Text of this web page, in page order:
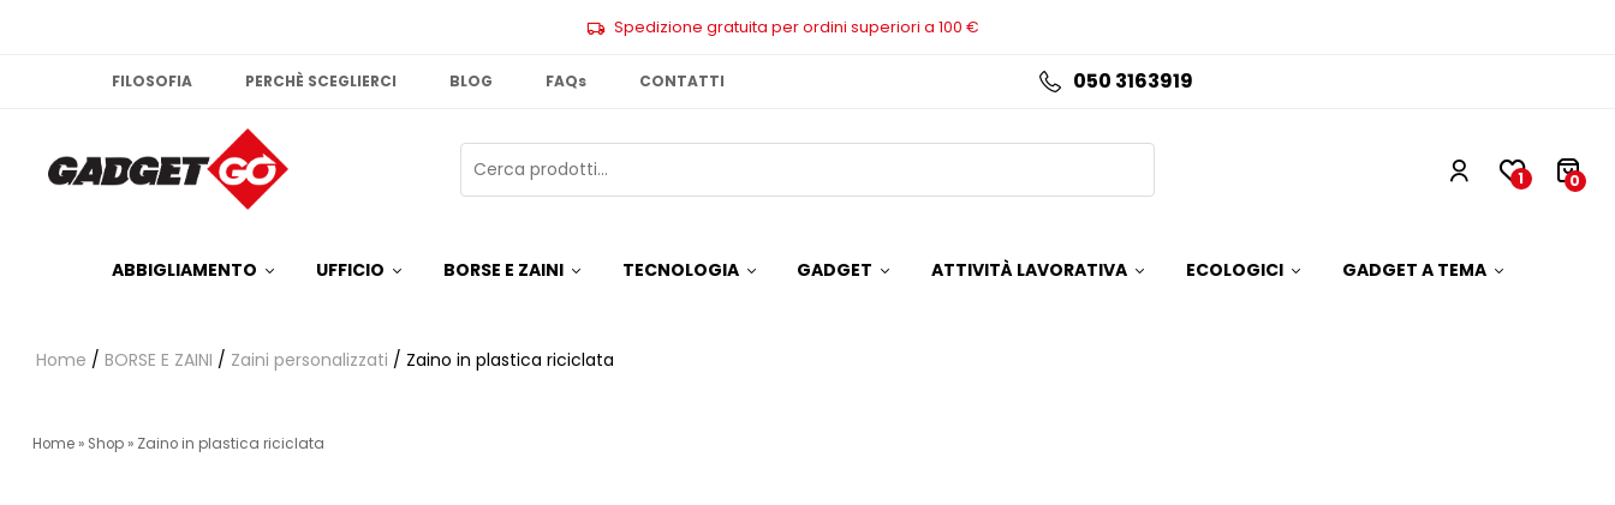
Spedizione gratuita per ordini superiori a 100 €
FILOSOFIA PERCHÈ SCEGLIERCI BLOG FAQs CONTATTI 050 3163919
1 0
ABBIGLIAMENTO UFFICIO BORSE E ZAINI TECNOLOGIA GADGET ATTIVITÀ LAVORATIVA ECOLOGICI GADGET A TEMA
Home / BORSE E ZAINI / Zaini personalizzati / Zaino in plastica riciclata
Home » Shop » Zaino in plastica riciclata